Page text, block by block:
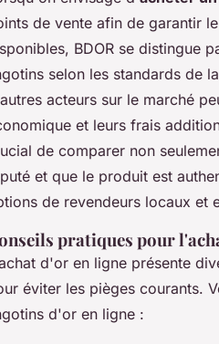
de vente afin de garantir
BDOR se distingue
selon les standards de
acteurs sur le marché
et leurs frais
de comparer non
et que le produit est
de revendeurs locaux et
pratiques pour
d'or en ligne présente
éviter les pièges courants.
d'or en ligne :